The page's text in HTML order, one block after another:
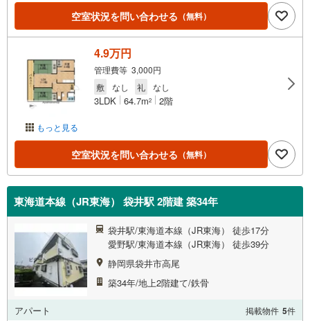
空室状況を問い合わせる （無料）
もっと見る
4.9万円
管理費等 3,000円
敷
なし 礼 なし
3LDK 64.7m2 2階
空室状況を問い合わせる （無料）
東海道本線（JR東海） 袋井駅 2階建 築34年
袋井駅/東海道本線（JR東海） 徒歩17分
愛野駅/東海道本線（JR東海） 徒歩39分
静岡県袋井市高尾
築34年/地上2階建て/鉄骨
アパート 掲載物件 5件